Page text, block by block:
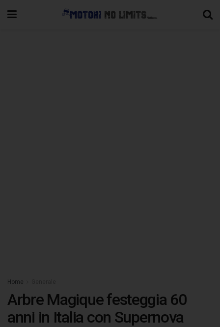
Home
Arbre Magique festeggia 60
anni in Italia con Supernova